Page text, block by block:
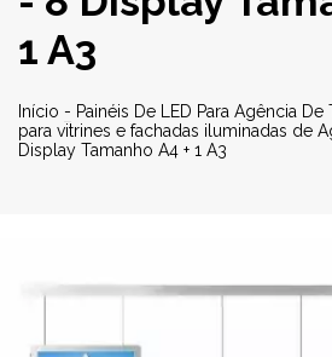
1 A3
Início - Painéis De LED Para Agência De
para vitrines e fachadas iluminadas de
Display Tamanho A4 + 1 A3